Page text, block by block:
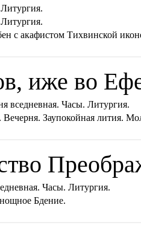
с акафистом Тихвинской
иже во
вседневная. Часы. Литургия.
Вечерня. Заупокойная лития.
Часы. Литургия.
Бдение.